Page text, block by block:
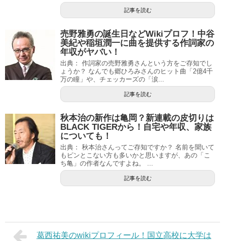
記事を読む
売野雅勇の誕生日などWikiプロフ！中谷
美紀や稲垣潤一に曲を提供する作詞家の
年収がヤバい！
出典： 作詞家の売野雅勇さんという方をご存知でし
ょうか？ なんでも郷ひろみさんのヒット曲「2億4千
万の瞳」や、チェッカーズの「涙...
記事を読む
秋本治の新作は亀岡？新連載の皮切りは
BLACK TIGERから！自宅や年収、家族
についても！
出典： 秋本治さんってご存知ですか？ 名前を聞いて
もピンとこない方も多いかと思いますが、あの「こ
ち亀」の作者なんですよね。 ...
記事を読む
葛西祐美のwikiプロフィール！国立高校に大学は